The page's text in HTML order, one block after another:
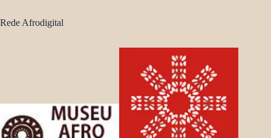
Rede Afrodigital